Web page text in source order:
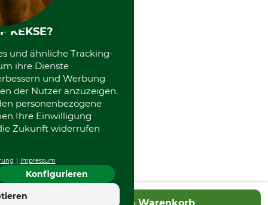
KEKSE?
und ähnliche Tracking-
ihre Dienste
und Werbung
der Nutzer anzuzeigen.
personenbezogene
Ihre Einwilligung
Zukunft widerrufen
Impressum
Konfigurieren